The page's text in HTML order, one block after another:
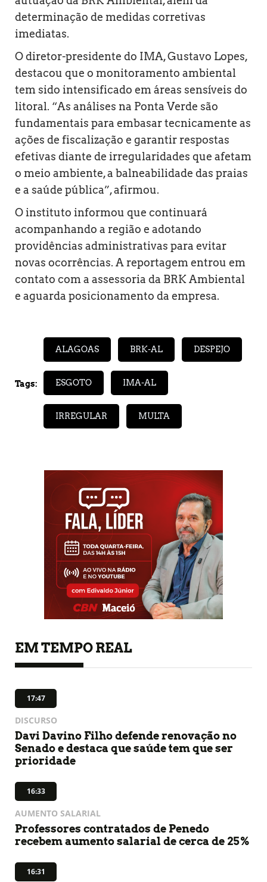
determinação de medidas corretivas
imediatas.
O diretor-presidente do IMA, Gustavo Lopes,
destacou que o monitoramento ambiental
tem sido intensificado em áreas sensíveis do
litoral. “As análises na Ponta Verde são
fundamentais para embasar tecnicamente as
ações de fiscalização e garantir respostas
efetivas diante de irregularidades que afetam
o meio ambiente, a balneabilidade das praias
e a saúde pública”, afirmou.
O instituto informou que continuará
acompanhando a região e adotando
providências administrativas para evitar
novas ocorrências. A reportagem entrou em
contato com a assessoria da BRK Ambiental
e aguarda posicionamento da empresa.
Tags:
ALAGOAS BRK-AL DESPEJO
ESGOTO IMA-AL
IRREGULAR MULTA
EM TEMPO REAL
17:47
DISCURSO
Davi Davino Filho defende renovação no
Senado e destaca que saúde tem que ser
prioridade
16:33
AUMENTO SALARIAL
Professores contratados de Penedo
recebem aumento salarial de cerca de 25%
16:31